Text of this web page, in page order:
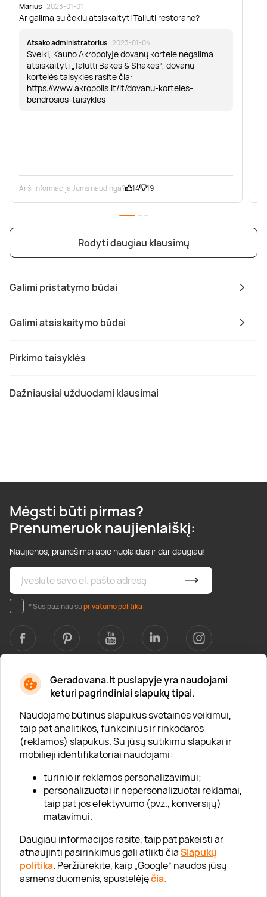
Geradovana.lt puslapyje yra naudojami
keturi pagrindiniai slapukų tipai.
Naudojame būtinus slapukus svetainės veikimui,
taip pat analitikos, funkcinius ir rinkodaros
(reklamos) slapukus. Su jūsų sutikimu slapukai ir
mobilieji identifikatoriai naudojami:
turinio ir reklamos personalizavimui;
personalizuotai ir nepersonalizuotai reklamai,
taip pat jos efektyvumo (pvz., konversijų)
matavimui.
Daugiau informacijos rasite, taip pat pakeisti ar
atnaujinti pasirinkimus gali atlikti čiaSlapukų
politika. Peržiūrėkite, kaip „Google“ naudos jūsų
asmens duomenis, spustelėjęčia.
Galimi pristatymo būdai
Galimi atsiskaitymo būdai
Pirkimo taisyklės
Dažniausiai užduodami klausimai
Marius · 2023-01-01
Ar galima su čekiu atsiskaityti Talluti restorane?
Atsako administratorius · 2023-01-04
Sveiki, Kauno Akropolyje dovanų kortele negalima
atsiskaityti „Talutti Bakes & Shakes“, dovanų
kortelės taisykles rasite čia:
https://www.akropolis.lt/lt/dovanu-korteles-
bendrosios-taisykles
Ar ši informacija Jums naudinga? 14 19
Rodyti daugiau klausimų
Mėgsti būti pirmas?
Prenumeruok naujienlaiškį:
Naujienos, pranešimai apie nuolaidas ir dar daugiau!
* Susipažinau suprivatumo politika
Apie mus
Apie „Gera Dovana“
Lojalumo klubas
Karjera
Visi partneriai
Kontaktai
Tinklaraštis
Informacija